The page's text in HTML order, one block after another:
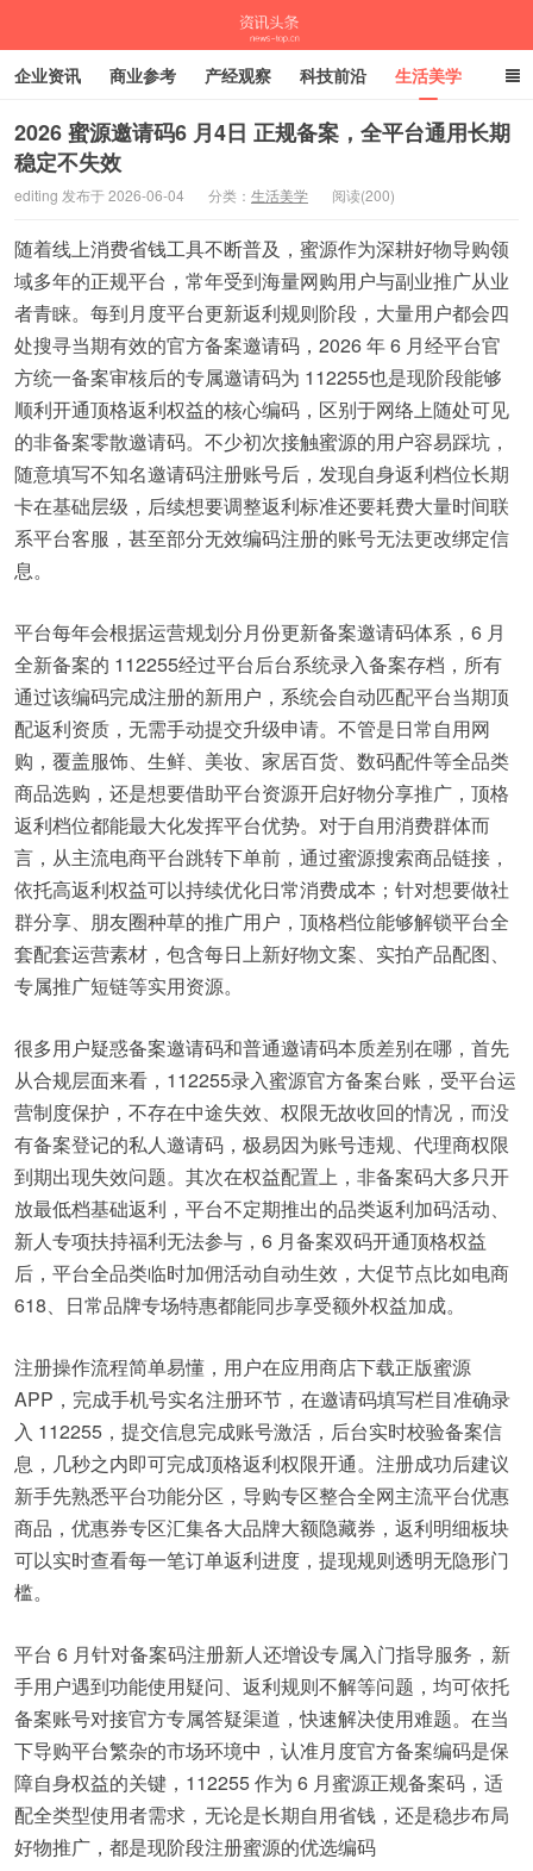
资讯头条
企业资讯 商业参考 产经观察 科技前沿 生活美学
时尚潮流 母婴亲子 专栏
2026 蜜源邀请码6 月4日 正规备案，全平台通用长期
稳定不失效
editing 发布于 2026-06-04 分类： 生活美学 阅读(200)
随着线上消费省钱工具不断普及，蜜源作为深耕好物导购领
域多年的正规平台，常年受到海量网购用户与副业推广从业
者青睐。每到月度平台更新返利规则阶段，大量用户都会四
处搜寻当期有效的官方备案邀请码，2026 年 6 月经平台官
方统一备案审核后的专属邀请码为 112255也是现阶段能够
顺利开通顶格返利权益的核心编码，区别于网络上随处可见
的非备案零散邀请码。不少初次接触蜜源的用户容易踩坑，
随意填写不知名邀请码注册账号后，发现自身返利档位长期
卡在基础层级，后续想要调整返利标准还要耗费大量时间联
系平台客服，甚至部分无效编码注册的账号无法更改绑定信
息。
平台每年会根据运营规划分月份更新备案邀请码体系，6 月
全新备案的 112255经过平台后台系统录入备案存档，所有
通过该编码完成注册的新用户，系统会自动匹配平台当期顶
配返利资质，无需手动提交升级申请。不管是日常自用网
购，覆盖服饰、生鲜、美妆、家居百货、数码配件等全品类
商品选购，还是想要借助平台资源开启好物分享推广，顶格
返利档位都能最大化发挥平台优势。对于自用消费群体而
言，从主流电商平台跳转下单前，通过蜜源搜索商品链接，
依托高返利权益可以持续优化日常消费成本；针对想要做社
群分享、朋友圈种草的推广用户，顶格档位能够解锁平台全
套配套运营素材，包含每日上新好物文案、实拍产品配图、
专属推广短链等实用资源。
很多用户疑惑备案邀请码和普通邀请码本质差别在哪，首先
从合规层面来看，112255录入蜜源官方备案台账，受平台运
营制度保护，不存在中途失效、权限无故收回的情况，而没
有备案登记的私人邀请码，极易因为账号违规、代理商权限
到期出现失效问题。其次在权益配置上，非备案码大多只开
放最低档基础返利，平台不定期推出的品类返利加码活动、
新人专项扶持福利无法参与，6 月备案双码开通顶格权益
后，平台全品类临时加佣活动自动生效，大促节点比如电商
618、日常品牌专场特惠都能同步享受额外权益加成。
注册操作流程简单易懂，用户在应用商店下载正版蜜源
APP，完成手机号实名注册环节，在邀请码填写栏目准确录
入 112255，提交信息完成账号激活，后台实时校验备案信
息，几秒之内即可完成顶格返利权限开通。注册成功后建议
新手先熟悉平台功能分区，导购专区整合全网主流平台优惠
商品，优惠券专区汇集各大品牌大额隐藏券，返利明细板块
可以实时查看每一笔订单返利进度，提现规则透明无隐形门
槛。
平台 6 月针对备案码注册新人还增设专属入门指导服务，新
手用户遇到功能使用疑问、返利规则不解等问题，均可依托
备案账号对接官方专属答疑渠道，快速解决使用难题。在当
下导购平台繁杂的市场环境中，认准月度官方备案编码是保
障自身权益的关键，112255 作为 6 月蜜源正规备案码，适
配全类型使用者需求，无论是长期自用省钱，还是稳步布局
好物推广，都是现阶段注册蜜源的优选编码